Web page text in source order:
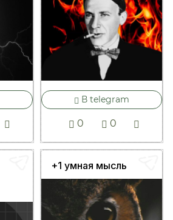
В telegram
0 0
+1 умная мысль